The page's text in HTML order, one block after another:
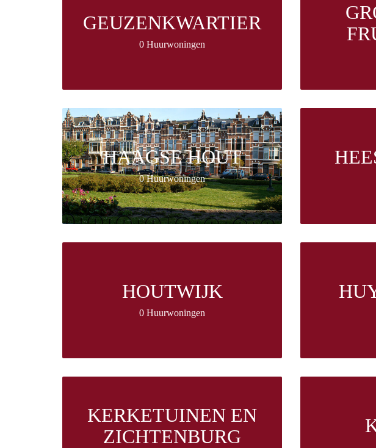
GEUZENKWARTIER
0 Huurwoningen
HAAGSE HOUT
0 Huurwoningen
HOUTWIJK
0 Huurwoningen
KERKETUINEN EN
ZICHTENBURG